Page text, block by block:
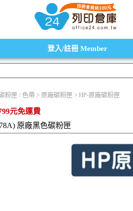
水匣,原廠碳粉匣，副廠碳粉匣，環保碳粉匣,連續
登入/註冊 Member
粉匣 / 色帶 > 原廠碳粉匣 > HP-原廠碳粉匣
元免運費
原廠黑色碳粉匣